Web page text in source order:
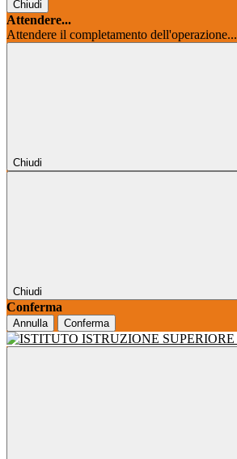
Chiudi
Attendere...
Attendere il completamento dell'operazione...
Chiudi
Chiudi
Conferma
Annulla Conferma